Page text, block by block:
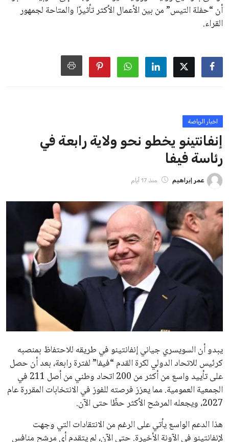
منافس قوي يتمتع بإجماع داخل الأسرة الكروية الدولية. هذا يعزز
من فرص استمراره في قيادة “فيفا” حتى عام 2031.
ايوا مصر
الاخبار الشائعة
إنفانتينو يخطو نحو ولاية رابعة في رئاسة فيفا
عمر إبراهيم
مستثمر هندي بريطاني يسعى لامتلاك حصة
عمر إبراهيم 22 يوليو 2026
تحقق من قهوتك المغشوشة 7 علامات تدل
على جودتها قبل أول رشفة
خالد فؤاد 18 يوليو 2026